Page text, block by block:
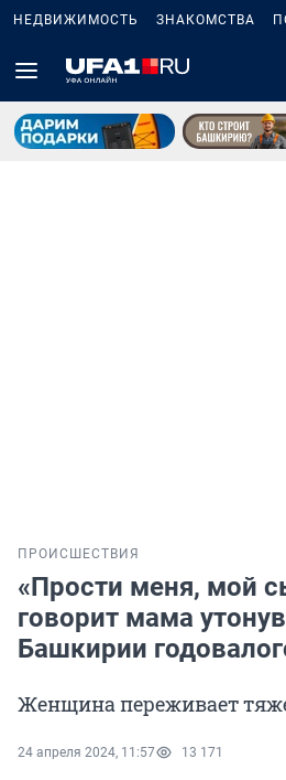
НЕДВИЖИМОСТЬ ЗНАКОМСТВА
ПРОИСШЕСТВИЯ
«Прости меня, мой
говорит мама
Башкирии
Женщина переживает
24 апреля 2024, 11:57 13 171